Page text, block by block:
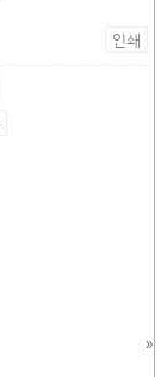
인쇄
»